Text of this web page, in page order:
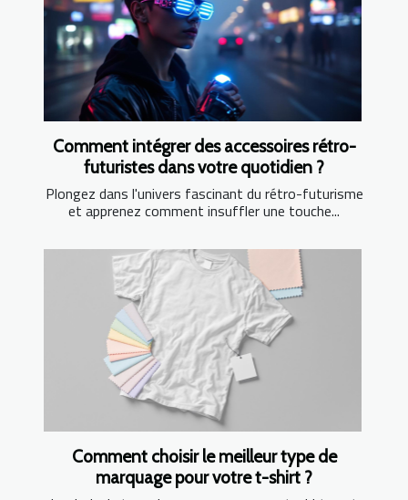
Comment intégrer des accessoires rétro-
futuristes dans votre quotidien ?
Plongez dans l'univers fascinant du rétro-futurisme
et apprenez comment insuffler une touche...
Comment choisir le meilleur type de
marquage pour votre t-shirt ?